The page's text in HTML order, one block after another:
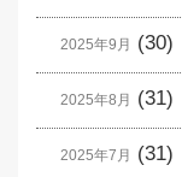
2025年9月 (30)
2025年8月 (31)
2025年7月 (31)